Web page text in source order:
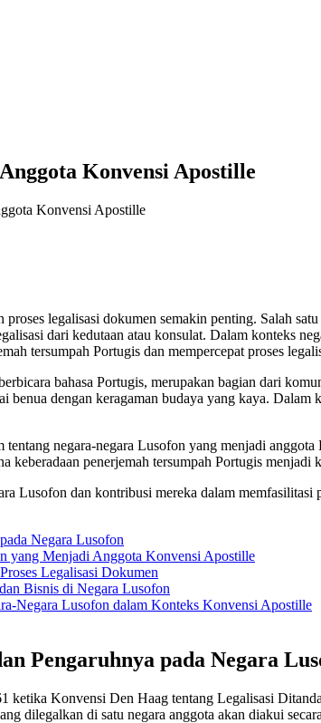
Konvensi Apostille
Konvensi Apostille
proses legalisasi dokumen semakin penting. Salah
dari kedutaan atau konsulat. Dalam konteks
tersumpah Portugis dan mempercepat proses
bahasa Portugis, merupakan bagian dari
benua dengan keragaman budaya yang kaya.
negara-negara Lusofon yang menjadi
keberadaan penerjemah tersumpah Portugis menjadi
Lusofon dan kontribusi mereka dalam memfasilitasi
Negara Lusofon
yang Menjadi Anggota Konvensi Apostille
Legalisasi Dokumen
Bisnis di Negara Lusofon
Negara Lusofon dalam Konteks Konvensi Apostille
Pengaruhnya pada Negara
ketika Konvensi Den Haag tentang Legalisasi
dilegalkan di satu negara anggota akan diakui